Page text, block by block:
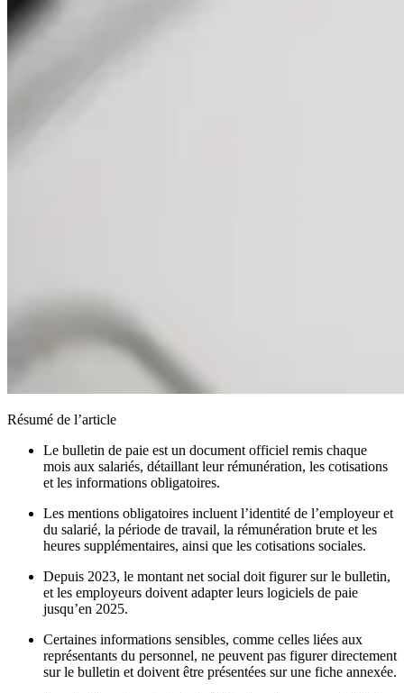
Résumé de l’article
Le bulletin de paie est un document officiel remis chaque
mois aux salariés, détaillant leur rémunération, les cotisations
et les informations obligatoires.
Les mentions obligatoires incluent l’identité de l’employeur et
du salarié, la période de travail, la rémunération brute et les
heures supplémentaires, ainsi que les cotisations sociales.
Depuis 2023, le montant net social doit figurer sur le bulletin,
et les employeurs doivent adapter leurs logiciels de paie
jusqu’en 2025.
Certaines informations sensibles, comme celles liées aux
représentants du personnel, ne peuvent pas figurer directement
sur le bulletin et doivent être présentées sur une fiche annexée.